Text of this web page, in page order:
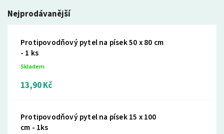
Nejprodávanější
Protipovodňový pytel na písek 50 x 80 cm
- 1 ks
Skladem
13,90 Kč
Protipovodňový pytel na písek 15 x 100
cm - 1ks